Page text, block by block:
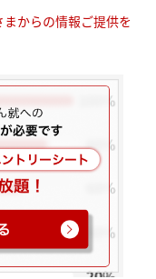
からの情報ご提供を